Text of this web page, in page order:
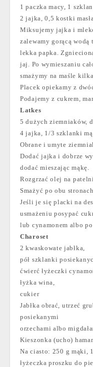
1 paczka macy, 1
2 jajka, 0,5 kostki
Miksujemy jajka i
zalewamy gorącą wodą
lekka papka.
jaj. Po wymieszaniu
smażymy na maśle
Placek opiekamy z
Podajemy z cukrem,
Latkes
5 dużych ziemniaków,
4 jajka, 1/3 szklanki
Obrane i umyte
Dodać jajka i dobrze
dodać mieszając mąkę.
Rozgrzać olej na
Smażyć po obu
Jeśli je się placki na
usmażeniu posypać
lub cynamonem albo
Charoset
2 kwaskowate jabłka,
pół szklanki
ćwierć łyżeczki
łyżka wina,
cukier
Jabłka obrać, utrzeć
posiekanymi
orzechami albo
Kieszonka (ucho)
Na ciasto: 250 g mąki,
łyżeczka proszku do